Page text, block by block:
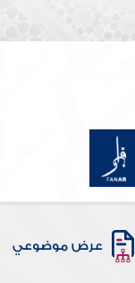
عرض موضوعي